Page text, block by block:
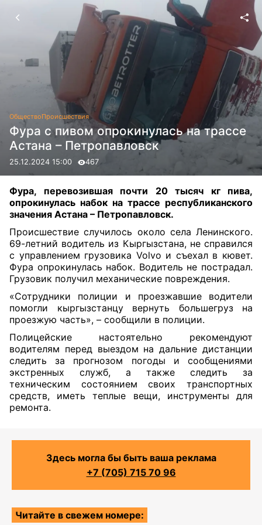
ОбществоПроисшествия
Фура с пивом опрокинулась на трассе
Астана – Петропавловск
25.12.2024 15:00 467
Фура, перевозившая почти 20 тысяч кг пива,
опрокинулась набок на трассе республиканского
значения Астана – Петропавловск.
Происшествие случилось около села Ленинского.
69-летний водитель из Кыргызстана, не справился
с управлением грузовика Volvo и съехал в кювет.
Фура опрокинулась набок. Водитель не пострадал.
Грузовик получил механические повреждения.
«Сотрудники полиции и проезжавшие водители
помогли кыргызстанцу вернуть большегруз на
проезжую часть», – сообщили в полиции.
Полицейские настоятельно рекомендуют
водителям перед выездом на дальние дистанции
следить за прогнозом погоды и сообщениями
экстренных служб, а также следить за
техническим состоянием своих транспортных
средств, иметь теплые вещи, инструменты для
ремонта.
Здесь могла бы быть ваша реклама
+7 (705) 715 70 96
Читайте в свежем номере: